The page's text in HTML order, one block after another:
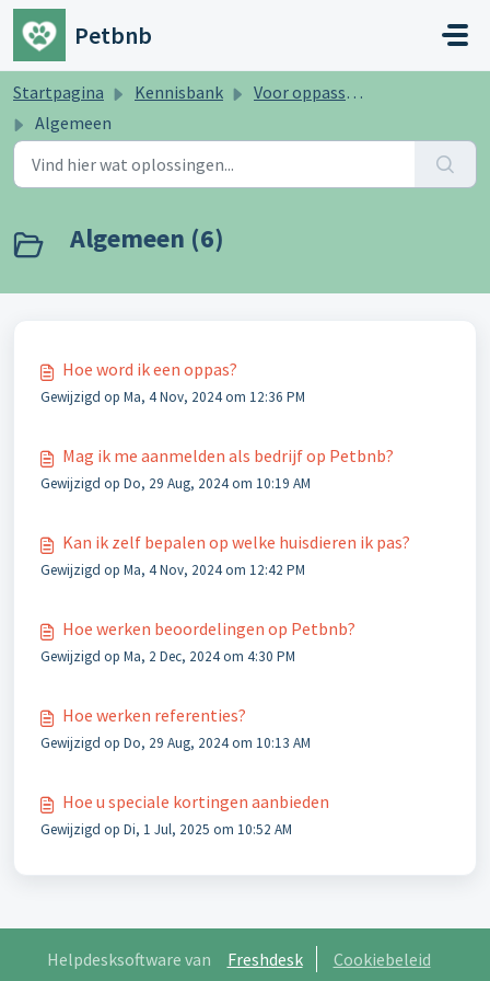
Doorgaan naar hoofdinhoud
Petbnb
Startpagina Kennisbank
Voor oppassers
Algemeen
Algemeen (6)
Hoe word ik een oppas?
Gewijzigd op Ma, 4 Nov, 2024 om 12:36 PM
Mag ik me aanmelden als bedrijf op Petbnb?
Gewijzigd op Do, 29 Aug, 2024 om 10:19 AM
Kan ik zelf bepalen op welke huisdieren ik pas?
Gewijzigd op Ma, 4 Nov, 2024 om 12:42 PM
Hoe werken beoordelingen op Petbnb?
Gewijzigd op Ma, 2 Dec, 2024 om 4:30 PM
Hoe werken referenties?
Gewijzigd op Do, 29 Aug, 2024 om 10:13 AM
Hoe u speciale kortingen aanbieden
Gewijzigd op Di, 1 Jul, 2025 om 10:52 AM
Helpdesksoftware van Freshdesk Cookiebeleid